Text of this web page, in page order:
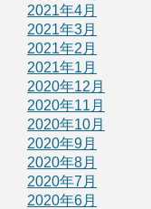
2021年4月
2021年3月
2021年2月
2021年1月
2020年12月
2020年11月
2020年10月
2020年9月
2020年8月
2020年7月
2020年6月